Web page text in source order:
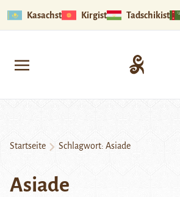
Kasachstan Kirgistan Tadschikistan
Startseite Schlagwort: Asiade
Asiade